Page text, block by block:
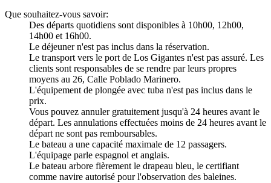
Que souhaitez-vous savoir:
Des départs quotidiens sont disponibles à 10h00, 12h00,
14h00 et 16h00.
Le déjeuner n'est pas inclus dans la réservation.
Le transport vers le port de Los Gigantes n'est pas assuré. Les
clients sont responsables de se rendre par leurs propres
moyens au 26, Calle Poblado Marinero.
L'équipement de plongée avec tuba n'est pas inclus dans le
prix.
Vous pouvez annuler gratuitement jusqu'à 24 heures avant le
départ. Les annulations effectuées moins de 24 heures avant le
départ ne sont pas remboursables.
Le bateau a une capacité maximale de 12 passagers.
L'équipage parle espagnol et anglais.
Le bateau arbore fièrement le drapeau bleu, le certifiant
comme navire autorisé pour l'observation des baleines.